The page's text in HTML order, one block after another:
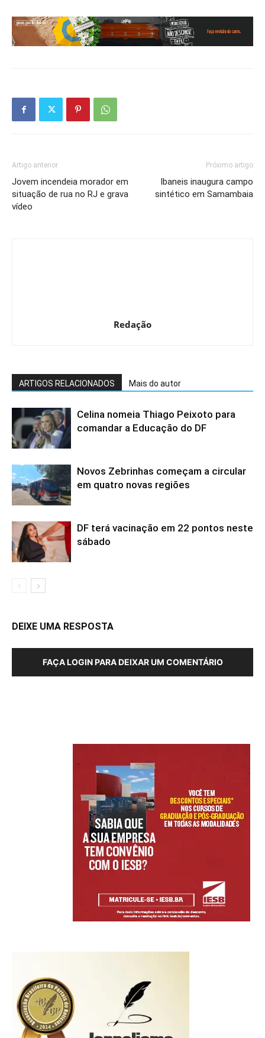
Artigo anterior
Jovem incendeia morador em
situação de rua no RJ e grava
vídeo
Próximo artigo
Ibaneis inaugura campo
sintético em Samambaia
Redação
ARTIGOS RELACIONADOS Mais do autor
Celina nomeia Thiago Peixoto para
comandar a Educação do DF
Novos Zebrinhas começam a circular
em quatro novas regiões
DF terá vacinação em 22 pontos neste
sábado
DEIXE UMA RESPOSTA
FAÇA LOGIN PARA DEIXAR UM COMENTÁRIO